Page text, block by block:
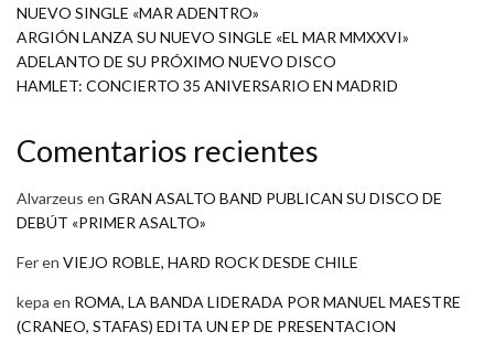
NUEVO SINGLE «MAR ADENTRO»
ARGIÓN LANZA SU NUEVO SINGLE «EL MAR MMXXVI»
ADELANTO DE SU PRÓXIMO NUEVO DISCO
HAMLET: CONCIERTO 35 ANIVERSARIO EN MADRID
Comentarios recientes
Alvarzeus en GRAN ASALTO BAND PUBLICAN SU DISCO DE
DEBÚT «PRIMER ASALTO»
Feren VIEJO ROBLE, HARD ROCK DESDE CHILE
kepa en ROMA, LA BANDA LIDERADA POR MANUEL MAESTRE
(CRANEO, STAFAS) EDITA UN EP DE PRESENTACION